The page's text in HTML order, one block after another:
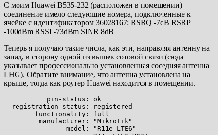
С моим Huawei B535-232 (расположен в помещении)
соединение имело следующие номера, подключенные к
ячейке с идентификатором 36028167: RSRQ -7dB RSRP
-100dBm RSSI -73dBm SINR 8dB
Теперь я получаю такие числа, как эти, направляя антенну на
запад, в сторону одной из вышек сотовой связи (сюда
указывает профессионально установленная соседняя антенна
LHG). Обратите внимание, что антенна установлена ​​на
крыше, тогда как роутер Huawei находится в помещении.
           pin-status: ok
  registration-status: registered
        functionality: full
         manufacturer: "MikroTik"
                model: "R11e-LTE6"